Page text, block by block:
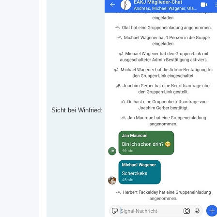
Sicht bei Winfried: